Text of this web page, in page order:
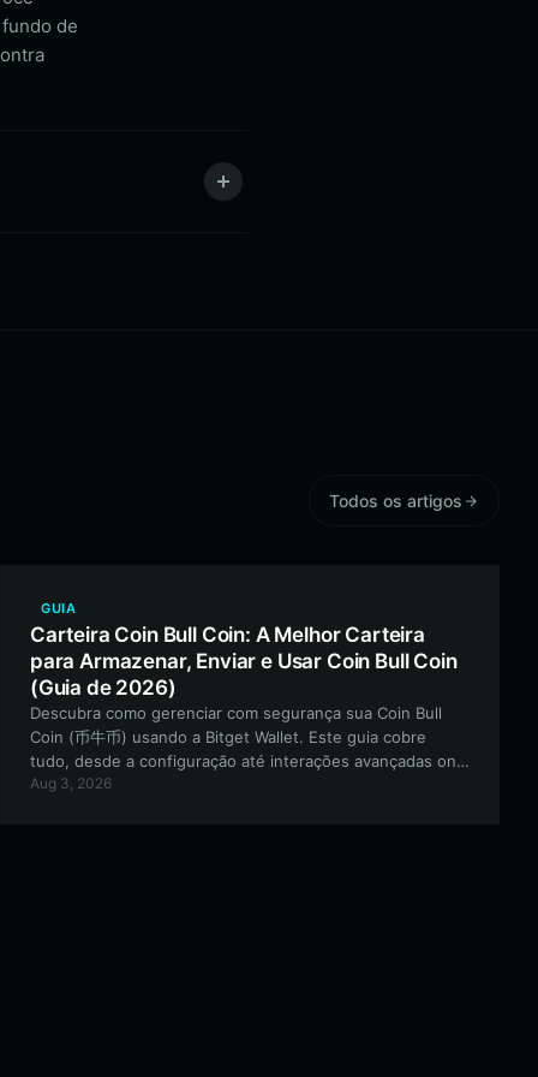
de
Todos os artigos
GUIA
Carteira Coin Bull Coin: A Melhor Carteira
para Armazenar, Enviar e Usar Coin Bull Coin
(Guia de 2026)
Descubra como gerenciar com segurança sua Coin Bull
Coin (币牛币) usando a Bitget Wallet. Este guia cobre
tudo, desde a configuração até interações avançadas on-
chain para este inovador meme token baseado na BNB
Aug 3, 2026